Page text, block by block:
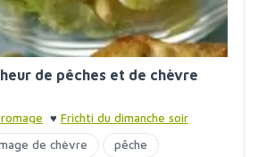
de pêches et de chèvre
♥ Frichti du dimanche soir
de chèvre
pêche